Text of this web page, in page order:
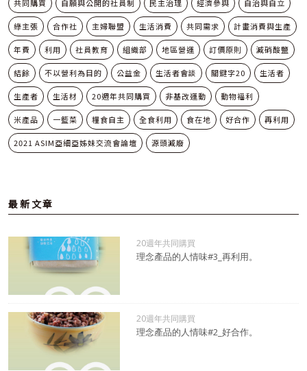
共同購買 自願與公開的社員制 民主治理 經濟參與 自治與自立
綠主張 合作社 主婦聯盟 生活消費 共同需求 計畫消費與生產
年費 利用 社員教育 組織部 地區營運 訂價原則 減硝酸鹽
結餘 不以營利為目的 公益金 生活者會談 關鍵字20 生活者
生產者 生活材 20週年共同購買 非基改運動 動物福利
米產品 一籃菜 糧食自主 全食利用 食在地 好合作 再利用
2021 ASIM亞細亞姊妹交流會論壇 源頭減廢
最新文章
20週年共同購買
理念產品的人情味#3_再利用。
20週年共同購買
理念產品的人情味#2_好合作。